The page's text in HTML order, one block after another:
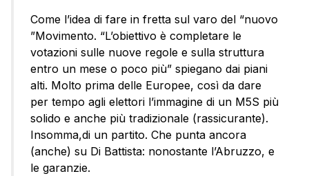
Come l’idea di fare in fretta sul varo del “nuovo
”Movimento. “L’obiettivo è completare le
votazioni sulle nuove regole e sulla struttura
entro un mese o poco più” spiegano dai piani
alti. Molto prima delle Europee, così da dare
per tempo agli elettori l’immagine di un M5S più
solido e anche più tradizionale (rassicurante).
Insomma,di un partito. Che punta ancora
(anche) su Di Battista: nonostante l’Abruzzo, e
le garanzie.